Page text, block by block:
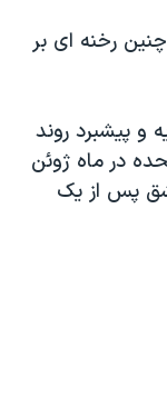
رخنه ای بر
و پیشبرد روند
در ماه ژوئن
پس از یک